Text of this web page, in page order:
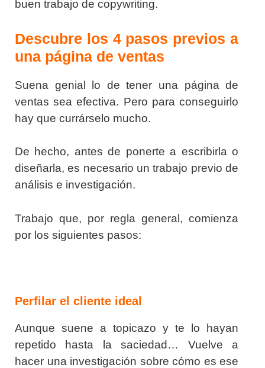
buen trabajo de copywriting.
Descubre los 4 pasos previos a
una página de ventas
Suena genial lo de tener una página de
ventas sea efectiva. Pero para conseguirlo
hay que currárselo mucho.
De hecho, antes de ponerte a escribirla o
diseñarla, es necesario un trabajo previo de
análisis e investigación.
Trabajo que, por regla general, comienza
por los siguientes pasos:
Perfilar el cliente ideal
Aunque suene a topicazo y te lo hayan
repetido hasta la saciedad… Vuelve a
hacer una investigación sobre cómo es ese